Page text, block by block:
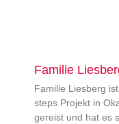
Familie
Familie Liesberg
steps Projekt in
gereist und hat es